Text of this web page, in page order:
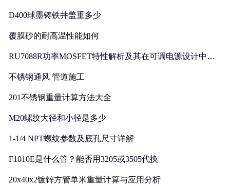
D400球墨铸铁井盖重多少
覆膜砂的耐高温性能如何
RU7088R功率MOSFET特性解析及其在可调电源设计中的
不锈钢通风 管道施工
201不锈钢重量计算方法大全
M20螺纹大径和小径是多少
1-1/4 NPT螺纹参数及底孔尺寸详解
F1010E是什么管？能否用3205或3505代换
20x40x2镀锌方管单米重量计算与应用分析